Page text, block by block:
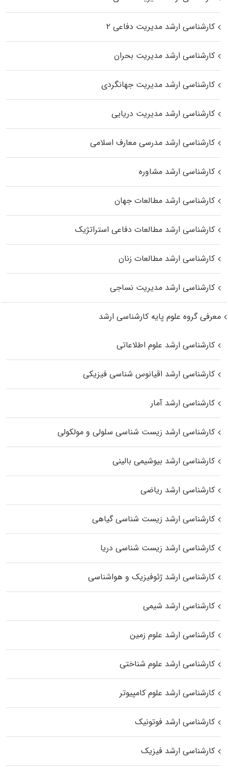
کارشناسی ارشد مدیریت دفاعی ۲
کارشناسی ارشد مدیریت بحران
کارشناسی ارشد مدیریت جهانگردی
کارشناسی ارشد مدیریت دریایی
کارشناسی ارشد مدرسی معارف اسلامی
کارشناسی ارشد مشاوره
کارشناسی ارشد مطالعات جهان
کارشناسی ارشد مطالعات دفاعی استراتژیک
کارشناسی ارشد مطالعات زنان
کارشناسی ارشد مدیریت نساجی
معرفی گروه علوم پایه کارشناسی ارشد
کارشناسی ارشد علوم اطلاعاتی
کارشناسی ارشد اقیانوس‌ شناسی فیزیکی
کارشناسی ارشد آمار
کارشناسی ارشد زیست شناسی سلولی و مولکولی
کارشناسی ارشد بیوشیمی بالینی
کارشناسی ارشد ریاضی
کارشناسی ارشد زیست‌ شناسی گیاهی
کارشناسی ارشد زیست‌ شناسی دریا
کارشناسی ارشد ژئوفیزیک و هواشناسی
کارشناسی ارشد شیمی
کارشناسی ارشد علوم زمین
کارشناسی ارشد علوم شناختی
کارشناسی ارشد علوم کامپیوتر
کارشناسی ارشد فوتونیک
کارشناسی ارشد فیزیک